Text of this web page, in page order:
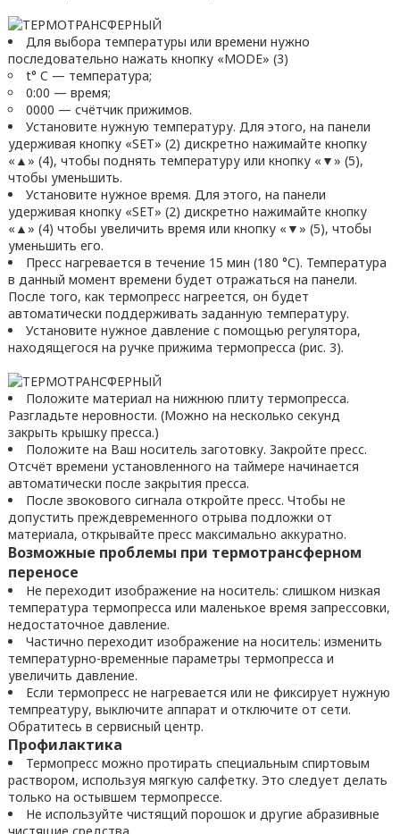
Для выбора температуры или времени нужно
последовательно нажать кнопку «MODE» (3)
t° C — температура;
0:00 — время;
0000 — счётчик прижимов.
Установите нужную температуру. Для этого, на панели
удерживая кнопку «SET» (2) дискретно нажимайте кнопку
«▲» (4), чтобы поднять температуру или кнопку «▼» (5),
чтобы уменьшить.
Установите нужное время. Для этого, на панели
удерживая кнопку «SET» (2) дискретно нажимайте кнопку
«▲» (4) чтобы увеличить время или кнопку «▼» (5), чтобы
уменьшить его.
Пресс нагревается в течение 15 мин (180 °С). Температура
в данный момент времени будет отражаться на панели.
После того, как термопресс нагреется, он будет
автоматически поддерживать заданную температуру.
Установите нужное давление с помощью регулятора,
находящегося на ручке прижима термопресса (рис. 3).
Положите материал на нижнюю плиту термопресса.
Разгладьте неровности. (Можно на несколько секунд
закрыть крышку пресса.)
Положите на Ваш носитель заготовку. Закройте пресс.
Отсчёт времени установленного на таймере начинается
автоматически после закрытия пресса.
После звокового сигнала откройте пресс. Чтобы не
допустить преждевременного отрыва подложки от
материала, открывайте пресс максимально аккуратно.
Возможные проблемы при термотрансферном
переносе
Не переходит изображение на носитель: слишком низкая
температура термопресса или маленькое время запрессовки,
недостаточное давление.
Частично переходит изображение на носитель: изменить
температурно-временные параметры термопресса и
увеличить давление.
Если термопресс не нагревается или не фиксирует нужную
темпреатуру, выключите аппарат и отключите от сети.
Обратитесь в сервисный центр.
Профилактика
Термопресс можно протирать специальным спиртовым
раствором, используя мягкую салфетку. Это следует делать
только на остывшем термопрессе.
Не используйте чистящий порошок и другие абразивные
чистящие средства.